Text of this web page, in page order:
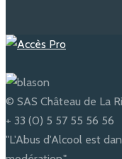
© SAS Château de La
+ 33 (0) 5 57 55 56 56
"L'Abus d'Alcool est